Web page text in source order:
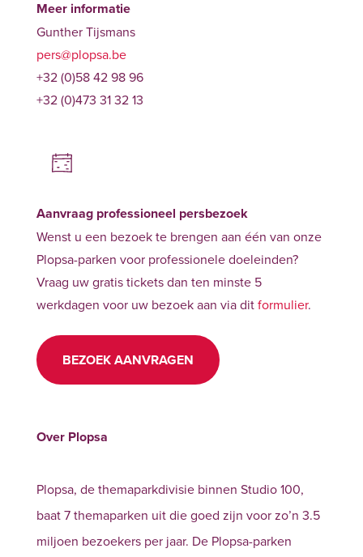
Meer informatie
Gunther Tijsmans
pers@plopsa.be
+32 (0)58 42 98 96
+32 (0)473 31 32 13
Aanvraag professioneel persbezoek
Wenst u een bezoek te brengen aan één van onze
Plopsa-parken voor professionele doeleinden?
Vraag uw gratis tickets dan ten minste 5
werkdagen voor uw bezoek aan via ditformulier.
BEZOEK AANVRAGEN
Over Plopsa
Plopsa, de themaparkdivisie binnen Studio 100,
baat 7 themaparken uit die goed zijn voor zo’n 3.5
miljoen bezoekers per jaar. De Plopsa-parken